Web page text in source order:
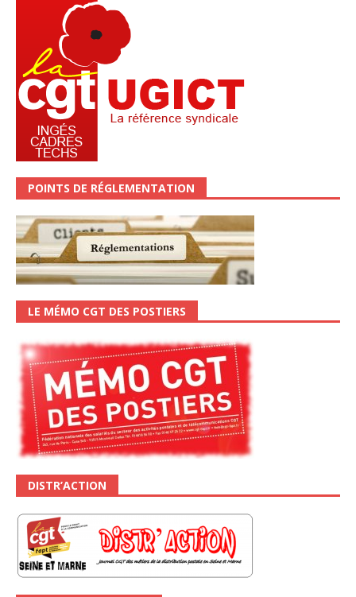
POINTS DE RÉGLEMENTATION
LE MÉMO CGT DES POSTIERS
DISTR’ACTION